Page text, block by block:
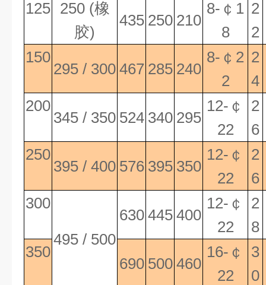
125 250 (橡
胶)
435 250 210
8- ￠ 1
8
2
2
150
295 / 300 467 285 240
8- ￠ 2
2
2
4
200
345 / 350 524 340 295
12- ￠
22
2
6
250
395 / 400 576 395 350
12- ￠
22
2
6
300
495 / 500
630 445 400
12- ￠
22
2
8
350
690 500 460
16- ￠
22
3
0